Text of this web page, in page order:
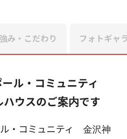
み・こだわり フォトギャ
ール・コミュニティ
ウスのご案内です
・コミュニティ 金沢神